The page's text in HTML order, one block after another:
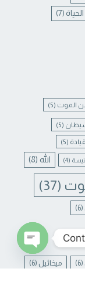
الحياة (7)
الموت (5)
(5)
(5)
(4) الله (8)
(37)
(6)
(6) ميخائيل (6)
CHATY